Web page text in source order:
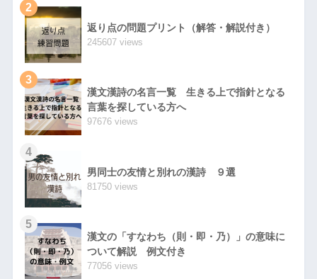
2
返り点の問題プリント（解答・解説付き）
245607 views
3
漢文漢詩の名言一覧 生きる上で指針となる
言葉を探している方へ
97676 views
4
男同士の友情と別れの漢詩 ９選
81750 views
5
漢文の「すなわち（則・即・乃）」の意味に
ついて解説 例文付き
77056 views